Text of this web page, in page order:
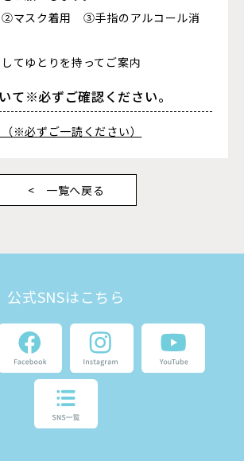
スク着用 ③手指のアルコール消
てゆとりを持ってご案内
て※必ずご確認ください。
※必ずご一読ください）
一覧へ戻る
公式SNSはこちら